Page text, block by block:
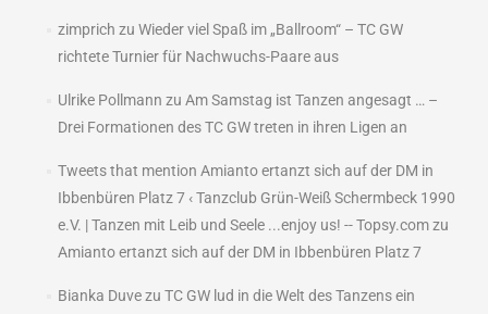
zimprich zu Wieder viel Spaß im „Ballroom“ – TC GW
richtete Turnier für Nachwuchs-Paare aus
Ulrike Pollmann zu Am Samstag ist Tanzen angesagt … –
Drei Formationen des TC GW treten in ihren Ligen an
Tweets that mention Amianto ertanzt sich auf der DM in
Ibbenbüren Platz 7 ‹ Tanzclub Grün-Weiß Schermbeck 1990
e.V. | Tanzen mit Leib und Seele ...enjoy us! -- Topsy.comzu
Amianto ertanzt sich auf der DM in Ibbenbüren Platz 7
Bianka Duvezu TC GW lud in die Welt des Tanzens ein